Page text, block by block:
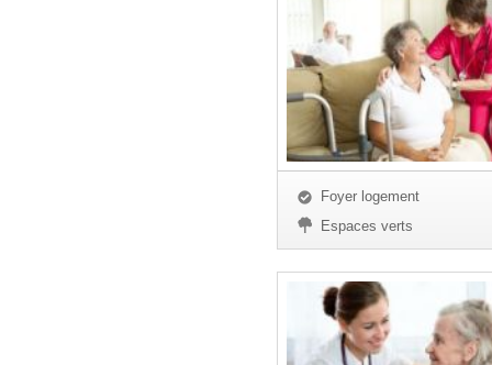
Foyer logement
Espaces verts